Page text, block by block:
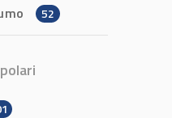
52